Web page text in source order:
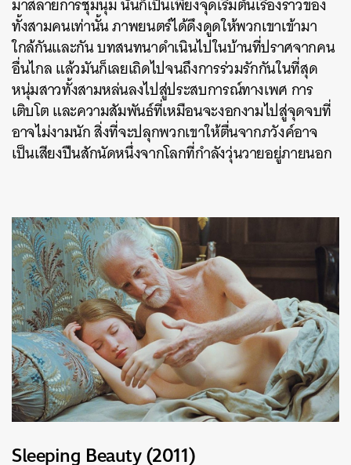
ทั้งสามคนเท่านั้น ภาพยนตร์ได้ดึงดูดให้พวกเขาเข้ามา
ใกล้กันและกัน บทสนทนาดำเนินไปในบ้านที่ปราศจากคน
อื่นไกล แล้วมันก็เลยเถิดไปจนถึงการร่วมรักกันในที่สุด
หนุ่มสาวทั้งสามหล่นลงไปสู่ประสบการณ์ทางเพศ การ
เติบโต และความสัมพันธ์ที่เหมือนจะงอกงามไปสู่จุดจบที่
อาจไม่งามนัก สิ่งที่จะปลุกพวกเขาให้ตื่นจากภวังค์อาจ
เป็นเสียงปืนสักนัดหนึ่งจากโลกที่กำลังวุ่นวายอยู่ภายนอก
Sleeping Beauty (2011)